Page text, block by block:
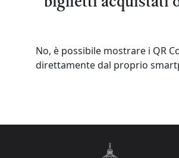
No, è possibile mostrare i QR
direttamente dal proprio